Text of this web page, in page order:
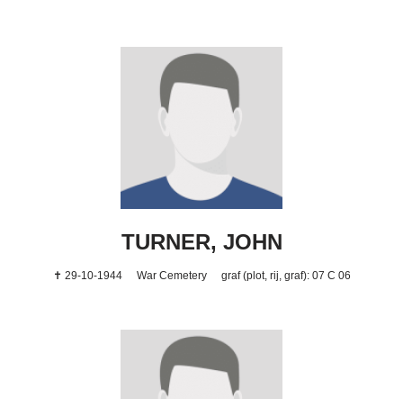
TURNER, JOHN
✝ 29-10-1944 War Cemetery graf (plot, rij, graf): 07 C 06